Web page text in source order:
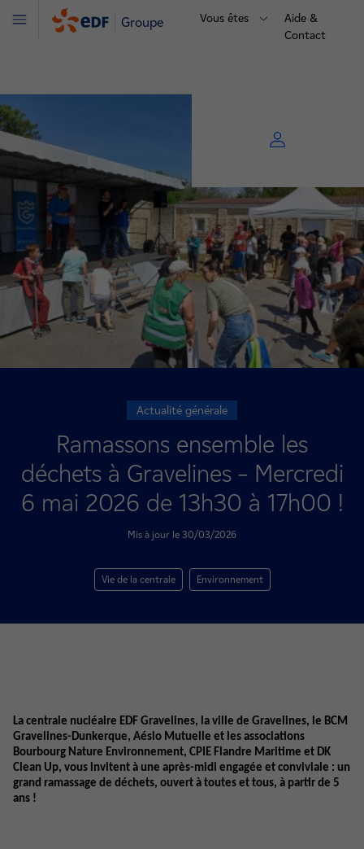
Groupe Vous êtes
Aide &
Contact
Menu
Actualité générale
Ramassons ensemble les
déchets à Gravelines – Mercredi
6 mai 2026 de 13h30 à 17h00 !
Mis à jour le 30/03/2026
Vie de la centrale Environnement
La centrale nucléaire EDF Gravelines, la ville de Gravelines, le BCM
Gravelines-Dunkerque, Aésio Mutuelle et les associations
Bourbourg Nature Environnement, CPIE Flandre Maritime et DK
Clean Up, vous invitent à une après-midi engagée et conviviale : un
grand ramassage de déchets, ouvert à toutes et tous, à partir de 5
ans !